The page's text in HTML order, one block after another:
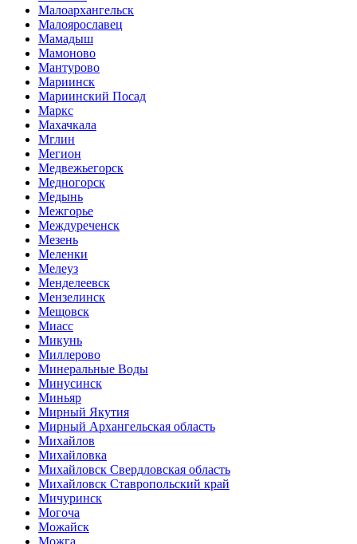
Малоархангельск
Малоярославец
Мамадыш
Мамоново
Мантурово
Мариинск
Мариинский Посад
Маркс
Махачкала
Мглин
Мегион
Медвежьегорск
Медногорск
Медынь
Межгорье
Междуреченск
Мезень
Меленки
Мелеуз
Менделеевск
Мензелинск
Мещовск
Миасс
Микунь
Миллерово
Минеральные Воды
Минусинск
Миньяр
Мирный Якутия
Мирный Архангельская область
Михайлов
Михайловка
Михайловск Свердловская область
Михайловск Ставропольский край
Мичуринск
Могоча
Можайск
Можга